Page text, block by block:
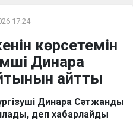
17:24
көрсетемін
Динара
айтты
Динара Сәтжанды
деп хабарлайды